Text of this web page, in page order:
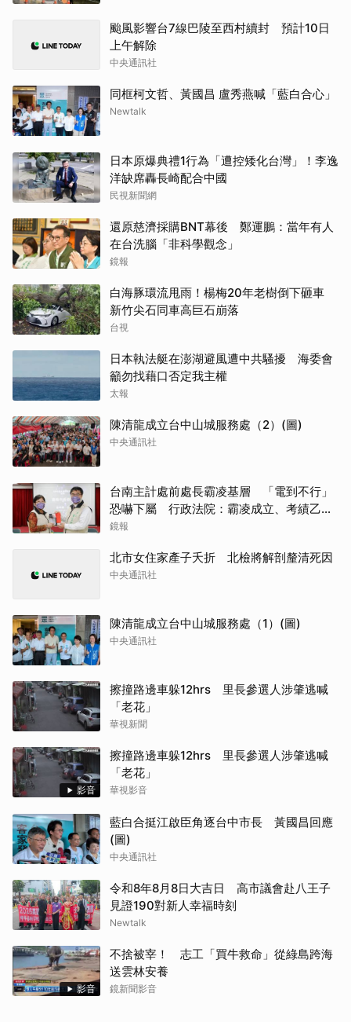
颱風影響台7線巴陵至西村續封 預計10日
上午解除
中央通訊社
同框柯文哲、黃國昌 盧秀燕喊「藍白合心」
Newtalk
日本原爆典禮1行為「遭控矮化台灣」！李逸
洋缺席轟長崎配合中國
民視新聞網
還原慈濟採購BNT幕後 鄭運鵬：當年有人
在台洗腦「非科學觀念」
鏡報
白海豚環流甩雨！楊梅20年老樹倒下砸車
新竹尖石同車高巨石崩落
台視
日本執法艇在澎湖避風遭中共騷擾 海委會
籲勿找藉口否定我主權
太報
陳清龍成立台中山城服務處（2）(圖)
中央通訊社
台南主計處前處長霸凌基層 「電到不行」
恐嚇下屬 行政法院：霸凌成立、考績乙等
沒給錯
鏡報
北市女住家產子夭折 北檢將解剖釐清死因
中央通訊社
陳清龍成立台中山城服務處（1）(圖)
中央通訊社
擦撞路邊車躲12hrs 里長參選人涉肇逃喊
「老花」
華視新聞
影音
擦撞路邊車躲12hrs 里長參選人涉肇逃喊
「老花」
華視影音
藍白合挺江啟臣角逐台中市長 黃國昌回應
(圖)
中央通訊社
令和8年8月8日大吉日 高市議會赴八王子
見證190對新人幸福時刻
Newtalk
影音
不捨被宰！ 志工「買牛救命」從綠島跨海
送雲林安養
鏡新聞影音